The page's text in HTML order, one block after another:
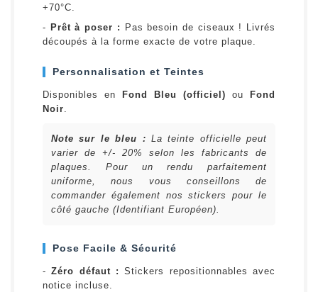
+70°C.
- Prêt à poser :
Pas besoin de ciseaux ! Livrés
découpés à la forme exacte de votre plaque.
Personnalisation et Teintes
Disponibles en Fond Bleu (officiel) ou
Fond
Noir.
Note sur le bleu : La teinte officielle peut
varier de +/- 20% selon les fabricants de
plaques. Pour un rendu parfaitement
uniforme, nous vous conseillons de
commander également nos stickers pour le
côté gauche (Identifiant Européen).
Pose Facile & Sécurité
-Zéro défaut : Stickers repositionnables avec
notice incluse.